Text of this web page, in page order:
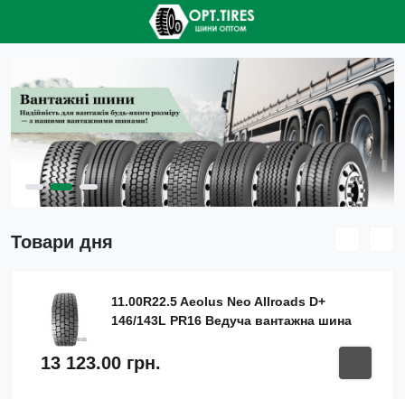
Товари дня
11.00R22.5 Aeolus Neo Allroads D+
146/143L PR16 Ведуча вантажна шина
13 123.00 грн.